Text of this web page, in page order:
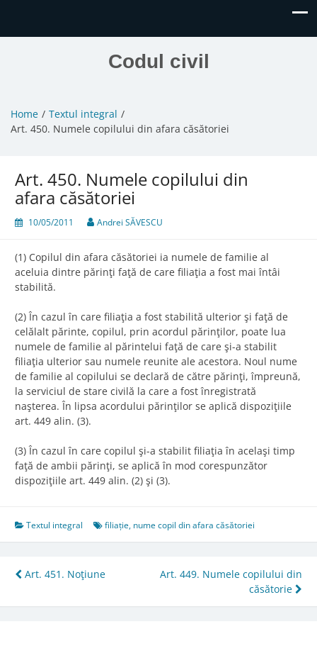
Codul civil
Home
Textul integral
Art. 450. Numele copilului din afara căsătoriei
Art. 450. Numele copilului din
afara căsătoriei
10/05/2011 Andrei SĂVESCU
(1) Copilul din afara căsătoriei ia numele de familie al
aceluia dintre părinţi faţă de care filiaţia a fost mai întâi
stabilită.
(2) În cazul în care filiaţia a fost stabilită ulterior şi faţă de
celălalt părinte, copilul, prin acordul părinţilor, poate lua
numele de familie al părintelui faţă de care şi-a stabilit
filiaţia ulterior sau numele reunite ale acestora. Noul nume
de familie al copilului se declară de către părinţi, împreună,
la serviciul de stare civilă la care a fost înregistrată
naşterea. În lipsa acordului părinţilor se aplică dispoziţiile
art. 449 alin. (3).
(3) În cazul în care copilul şi-a stabilit filiaţia în acelaşi timp
faţă de ambii părinţi, se aplică în mod corespunzător
dispoziţiile art. 449 alin. (2) şi (3).
Textul integral filiație, nume copil din afara căsătoriei
Post
navigation
Art. 451. Noţiune
Art. 449. Numele copilului din
căsătorie